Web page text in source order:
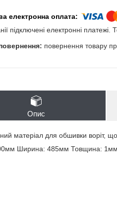
підключені електронні
повернення товару
Опис
матеріал для обшивки воріт, що
Ширина: 485мм Товщина: 1мм